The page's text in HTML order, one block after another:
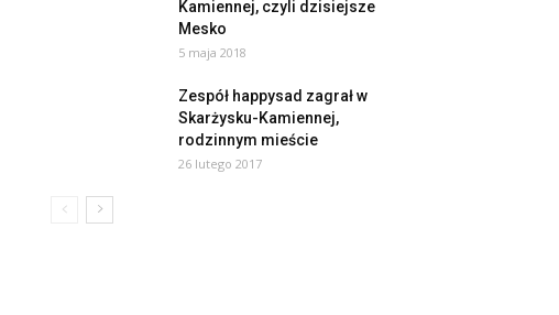
Kamiennej, czyli dzisiejsze
Mesko
5 maja 2018
Zespół happysad zagrał w
Skarżysku-Kamiennej,
rodzinnym mieście
26 lutego 2017